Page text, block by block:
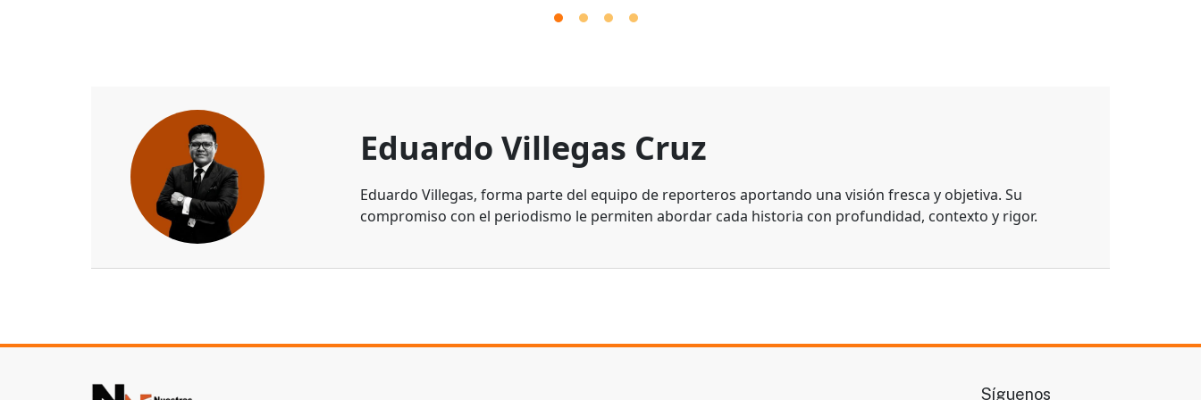
Eduardo Villegas Cruz
Eduardo Villegas, forma parte del equipo de reporteros aportando una visión fresca y objetiva. Su
compromiso con el periodismo le permiten abordar cada historia con profundidad, contexto y rigor.
Síguenos